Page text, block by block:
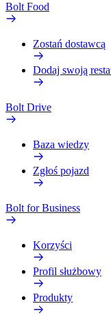
Bolt Food
Zostań dostawcą
Dodaj swoją
Bolt Drive
Baza wiedzy
Zgłoś pojazd
Bolt for Business
Korzyści
Profil służbowy
Produkty